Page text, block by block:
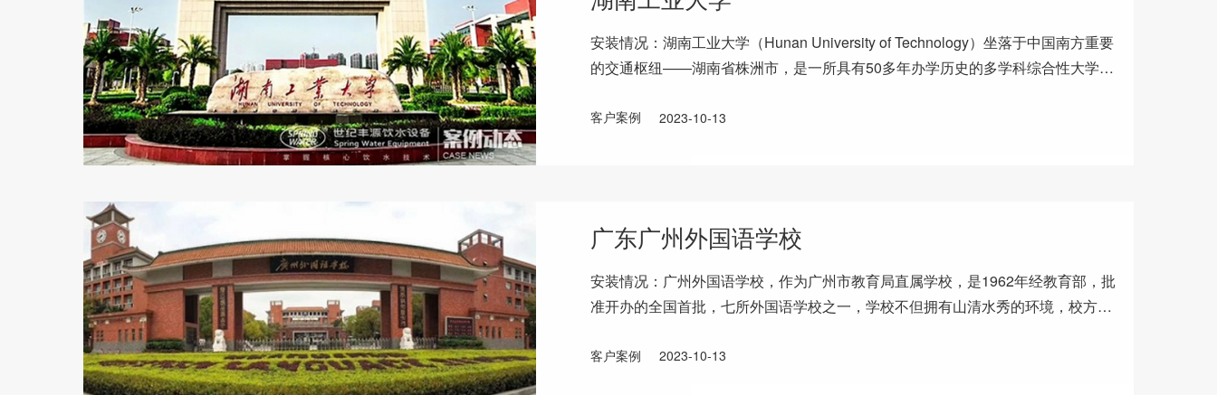
安装情况：湖南工业大学（Hunan University of Technology）坐落于中国南方重要
的交通枢纽——湖南省株洲市，是一所具有50多年办学历史的多学科综合性大学，
客户案例 2023-10-13
广东广州外国语学校
安装情况：广州外国语学校，作为广州市教育局直属学校，是1962年经教育部，批
准开办的全国首批，七所外国语学校之一，学校不但拥有山清水秀的环境，校方更
客户案例 2023-10-13